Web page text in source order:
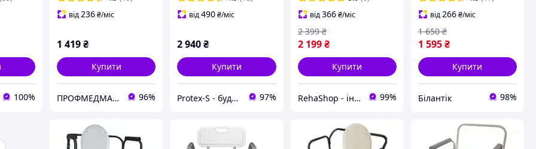
100%
від236₴/міс
1 419₴
Купити
ПРОФМЕДМАРКЕТ 96%
від490₴/міс
2 940₴
Купити
Protex-S - будівельний інтернет-магазин 97%
від366 ₴/міс
2 199 ₴
2 399 ₴
Купити
RehaShop - інтернет-магазин медтехніки 99%
крісло-туалет з відром і
кришкою
від266₴/міс
1 595₴
1 650 ₴
Купити
Білантік 98%